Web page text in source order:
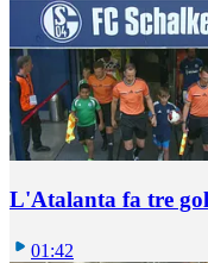
L'Atalanta fa tre
01:42